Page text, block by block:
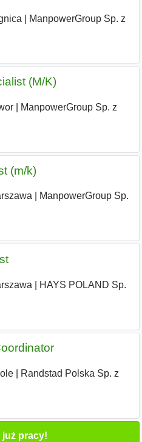
ManpowerGroup Sp. z
(M/K)
|
ManpowerGroup Sp. z
(m/k)
ManpowerGroup Sp.
HAYS POLAND Sp.
|
Randstad Polska Sp. z
już pracy!